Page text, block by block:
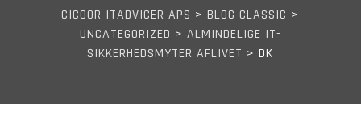
CICOOR ITADVICER APS >BLOG CLASSIC >
UNCATEGORIZED > ALMINDELIGE IT-
SIKKERHEDSMYTER AFLIVET >DK